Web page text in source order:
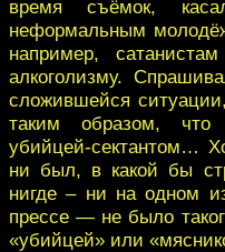
время съёмок,
неформальным
например,
алкоголизму.
сложившейся
таким образом, что
убийцей-сектантом…
ни был, в какой бы
нигде – ни на одном
прессе — не было
«убийцей» или